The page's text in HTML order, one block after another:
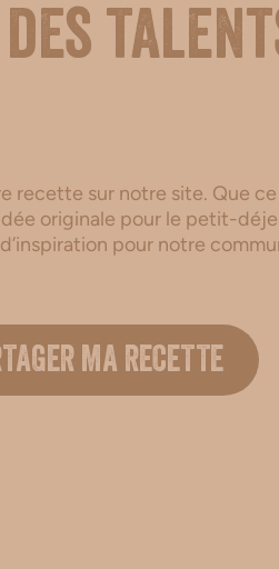
des
recette sur notre site. Que
originale pour le petit-
pour notre
MA RECETTE